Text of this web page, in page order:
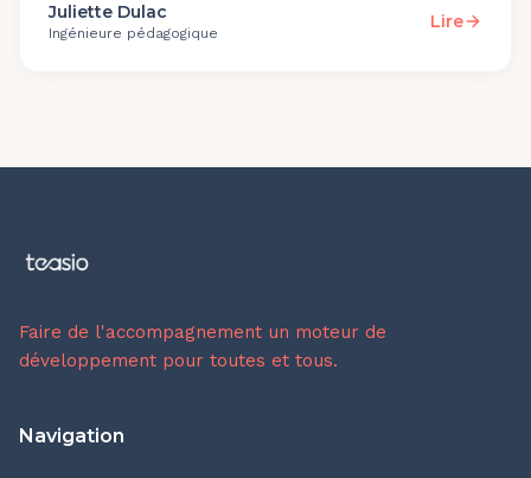
Juliette Dulac
Ingénieure pédagogique
Lire
Faire de l'accompagnement un moteur de
développement pour toutes et tous.
Navigation